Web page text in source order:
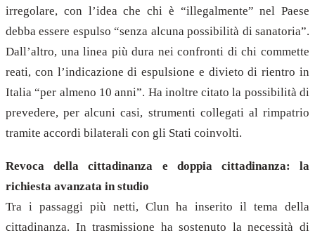
irregolare, con l’idea che chi è “illegalmente” nel Paese
debba essere espulso “senza alcuna possibilità di sanatoria”.
Dall’altro, una linea più dura nei confronti di chi commette
reati, con l’indicazione di espulsione e divieto di rientro in
Italia “per almeno 10 anni”. Ha inoltre citato la possibilità di
prevedere, per alcuni casi, strumenti collegati al rimpatrio
tramite accordi bilaterali con gli Stati coinvolti.
Revoca della cittadinanza e doppia cittadinanza: la
richiesta avanzata in studio
Tra i passaggi più netti, Clun ha inserito il tema della
cittadinanza. In trasmissione ha sostenuto la necessità di